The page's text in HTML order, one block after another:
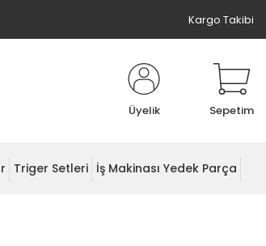
Kargo Takibi
Üyelik Sepetim
Triger Setleri İş Makinası Yedek Parça